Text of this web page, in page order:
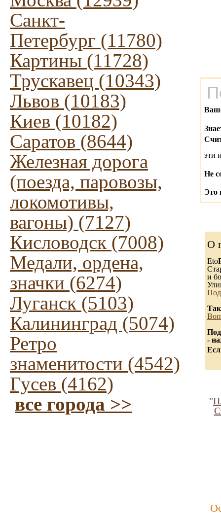
Санкт-
Петербург (11780)
Картины (11728)
Трускавец (10343)
Львов (10183)
Киев (10182)
Саратов (8644)
Железная дорога
(поезда, паровозы,
локомотивы,
вагоны) (7127)
Кисловодск (7008)
Медали, ордена,
значки (6274)
Луганск (5103)
Калининград (5074)
Ретро
знаменитости (4542)
Гусев (4162)
все города >>
эти
Не
Это
О
Eto
и
-
"